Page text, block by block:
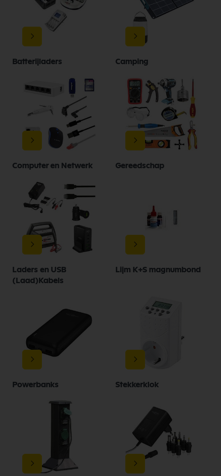
Batterijladers Camping
Computer en Netwerk Gereedschap
Laders en USB
(Laad)Kabels
Lijm K+S magnumbond
Powerbanks Stekkerklok